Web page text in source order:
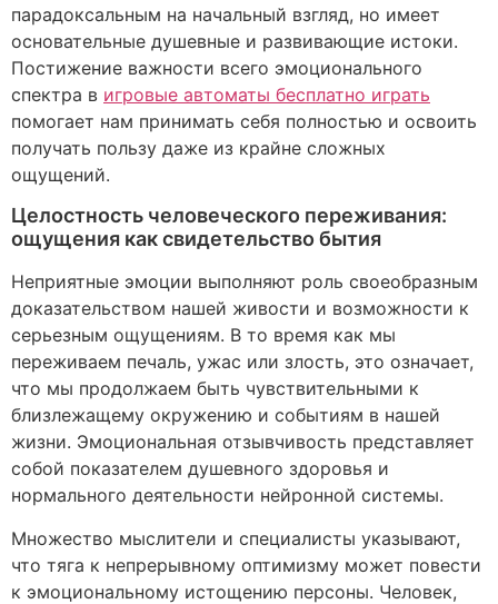
парадоксальным на начальный взгляд, но имеет
основательные душевные и развивающие истоки.
Постижение важности всего эмоционального
спектра в игровые автоматы бесплатно играть
помогает нам принимать себя полностью и освоить
получать пользу даже из крайне сложных
ощущений.
Целостность человеческого переживания:
ощущения как свидетельство бытия
Неприятные эмоции выполняют роль своеобразным
доказательством нашей живости и возможности к
серьезным ощущениям. В то время как мы
переживаем печаль, ужас или злость, это означает,
что мы продолжаем быть чувствительными к
близлежащему окружению и событиям в нашей
жизни. Эмоциональная отзывчивость представляет
собой показателем душевного здоровья и
нормального деятельности нейронной системы.
Множество мыслители и специалисты указывают,
что тяга к непрерывному оптимизму может повести
к эмоциональному истощению персоны. Человек,